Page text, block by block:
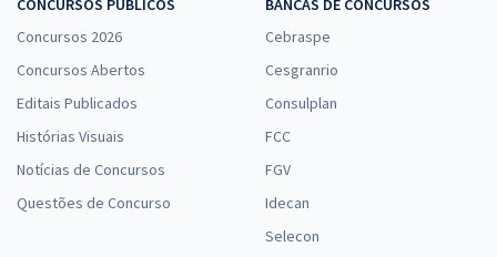
CONCURSOS PÚBLICOS
Concursos 2026
Concursos Abertos
Editais Publicados
Histórias Visuais
Notícias de Concursos
Questões de Concurso
BANCAS DE CONCURSOS
Cebraspe
Cesgranrio
Consulplan
FCC
FGV
Idecan
Selecon